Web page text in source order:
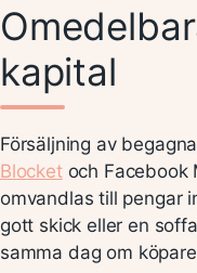
kapital
Försäljning av
Blocketoch Facebook
omvandlas till pengar
gott skick eller en
samma dag om